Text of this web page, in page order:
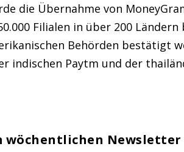
die Übernahme von
Filialen in über 200
Behörden bestätigt
indischen Paytm und der
wöchentlichen Newsletter